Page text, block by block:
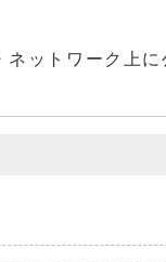
ットワーク上に